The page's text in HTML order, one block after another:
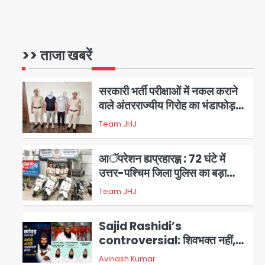
>> ताजा खबरें
1
2
सरकारी भर्ती परीक्षाओं में नकल कराने
वाले अंतरराज्यीय गिरोह का भंडाफोड़,
मास्टरमाइंड समेत 7 गिरफ्तार
Team JHJ
3
आॅपरेशन ह्यप्रहारह्ण : 72 घंटे में
उत्तर-पश्चिम जिला पुलिस का बड़ा
एक्शन
Team JHJ
Sajid Rashidi’s
controversial: शिवभक्त नहीं,
आतंकवादी हैं’, मौलाना का कांवड़ियों पर
Avinash Kumar